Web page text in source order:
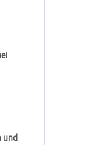
und